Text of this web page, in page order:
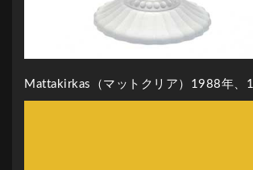
Mattakirkas（マットクリア）1988年、